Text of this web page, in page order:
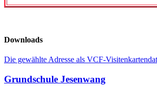
Downloads
Die gewählte Adresse als VCF-
Grundschule Jesenwang